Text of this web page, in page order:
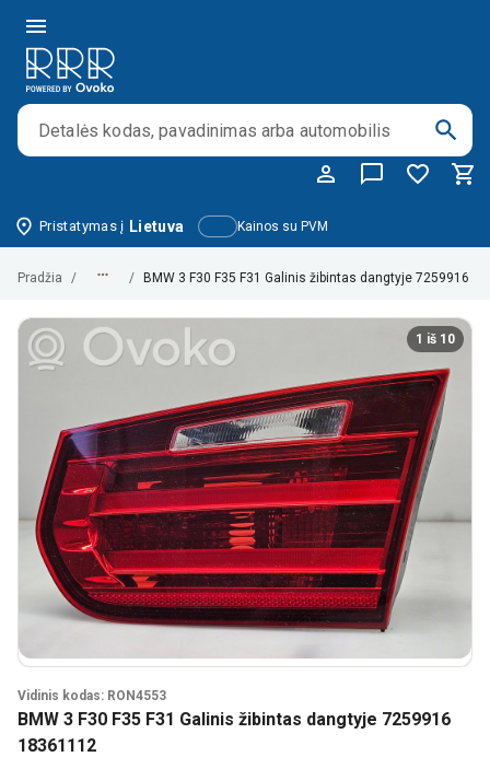
Kainos su PVM
Pristatymas į Lietuva
Pradžia / / BMW 3 F30 F35 F31 Galinis žibintas dangtyje 7259916
1 iš 10
Vidinis kodas: RON4553
BMW 3 F30 F35 F31 Galinis žibintas dangtyje 7259916
18361112